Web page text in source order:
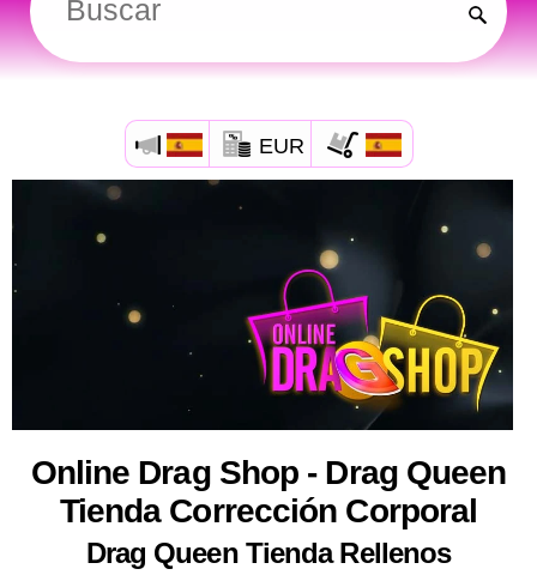
EUR
Online Drag Shop - Drag Queen
Tienda Corrección Corporal
Drag Queen Tienda Rellenos